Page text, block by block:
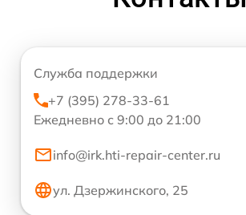
Служба поддержки
+7 (395) 278-33-61
Ежедневно с 9:00 до 21:00
info@irk.hti-repair-center.ru
ул. Дзержинского, 25